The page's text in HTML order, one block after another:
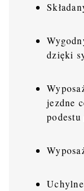
dzięki
jezdne